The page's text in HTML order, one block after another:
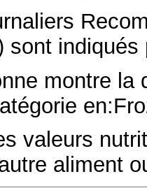
sont
montre
valeurs
aliment